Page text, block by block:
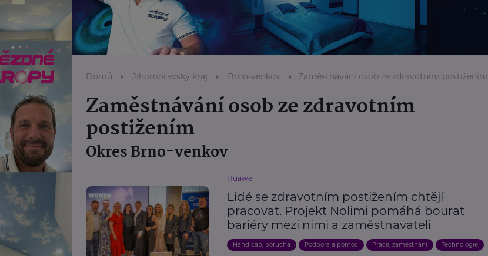
Domů Jihomoravský kraj Brno-venkov Zaměstnávání osob ze zdravotním postižením
Zaměstnávání osob ze zdravotním
postižením
Okres Brno-venkov
Huawei
Lidé se zdravotním postižením chtějí
pracovat. Projekt Nolimi pomáhá bourat
bariéry mezi nimi a zaměstnavateli
Handicap, porucha Podpora a pomoc Práce, zaměstnání Technologie